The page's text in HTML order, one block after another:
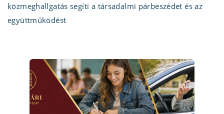
közmeghallgatás segíti a társadalmi párbeszédet és az
együttműködést